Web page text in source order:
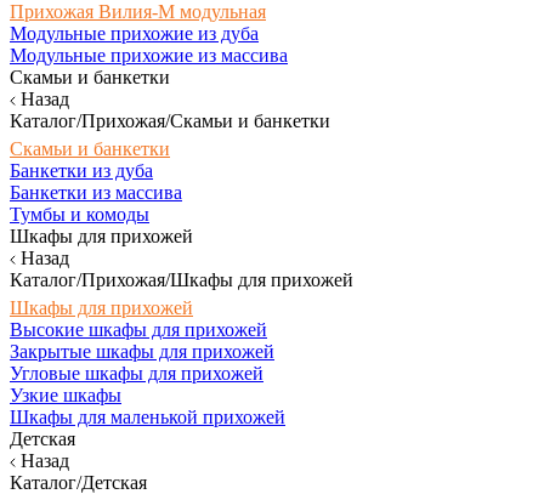
Прихожая Вилия-М модульная
Модульные прихожие из дуба
Модульные прихожие из массива
Скамьи и банкетки
Назад
Каталог/Прихожая/Скамьи и банкетки
Скамьи и банкетки
Банкетки из дуба
Банкетки из массива
Тумбы и комоды
Шкафы для прихожей
Назад
Каталог/Прихожая/Шкафы для прихожей
Шкафы для прихожей
Высокие шкафы для прихожей
Закрытые шкафы для прихожей
Угловые шкафы для прихожей
Узкие шкафы
Шкафы для маленькой прихожей
Детская
Назад
Каталог/Детская